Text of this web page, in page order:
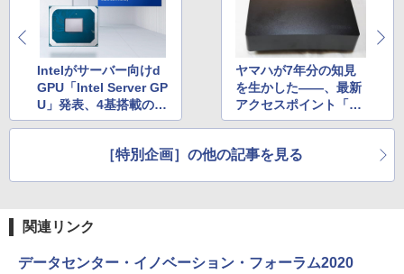
Intelがサーバー向けd
GPU「Intel Server GP
U」発表、4基搭載のP
CIeアドオンカードを
ヤマハが7年分の知見
を生かした――、最新
アクセスポイント「W
LX212」に詰まっ
［特別企画］の他の記事を見る
関連リンク
データセンター・イノベーション・フォーラム2020